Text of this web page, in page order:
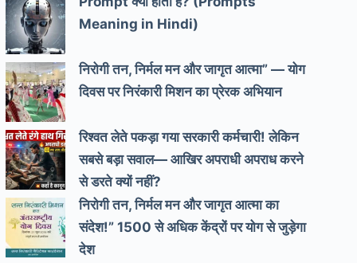
Meaning in Hindi)
निरोगी तन, निर्मल मन और जागृत आत्मा” — योग
दिवस पर निरंकारी मिशन का प्रेरक अभियान
रिश्वत लेते पकड़ा गया सरकारी कर्मचारी! लेकिन
सबसे बड़ा सवाल— आखिर अपराधी अपराध करने
से डरते क्यों नहीं?
निरोगी तन, निर्मल मन और जागृत आत्मा का
संदेश!” 1500 से अधिक केंद्रों पर योग से जुड़ेगा
देश